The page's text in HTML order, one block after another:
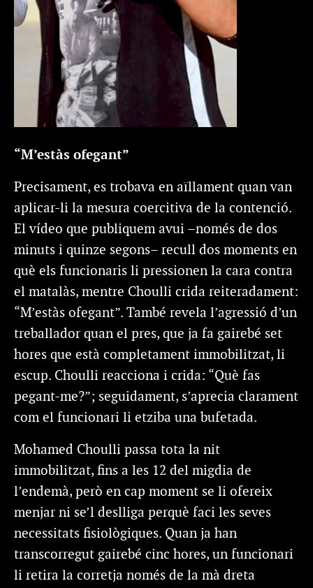
“M’estàs ofegant”
Precisament, es trobava en aïllament quan van
aplicar-li la mesura coercitiva de la contenció.
El vídeo que publiquem avui –només de dos
minuts i quinze segons– recull dos moments en
què els funcionaris li pressionen la cara contra
el matalàs, mentre Choulli crida reiteradament:
“M’estàs ofegant”. També revela l’agressió d’un
treballador quan el pres, que ja fa gairebé set
hores que està completament immobilitzat, li
escup. Choulli reacciona i crida: “Què fas
pegant-me?”; seguidament, s’aprecia clarament
com el funcionari li etziba una bufetada.
Mohamed Choulli passa tota la nit
immobilitzat, fins a les 12 del migdia de
l’endemà, però en cap moment se li ofereix
menjar ni se’l deslliga perquè faci les seves
necessitats fisiològiques. Quan ja han
transcorregut gairebé cinc hores, un funcionari
li retira la corretja només de la mà dreta